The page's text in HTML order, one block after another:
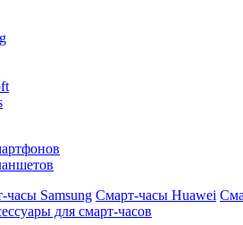
часы Samsung Смарт-часы Huawei
для смарт-часов